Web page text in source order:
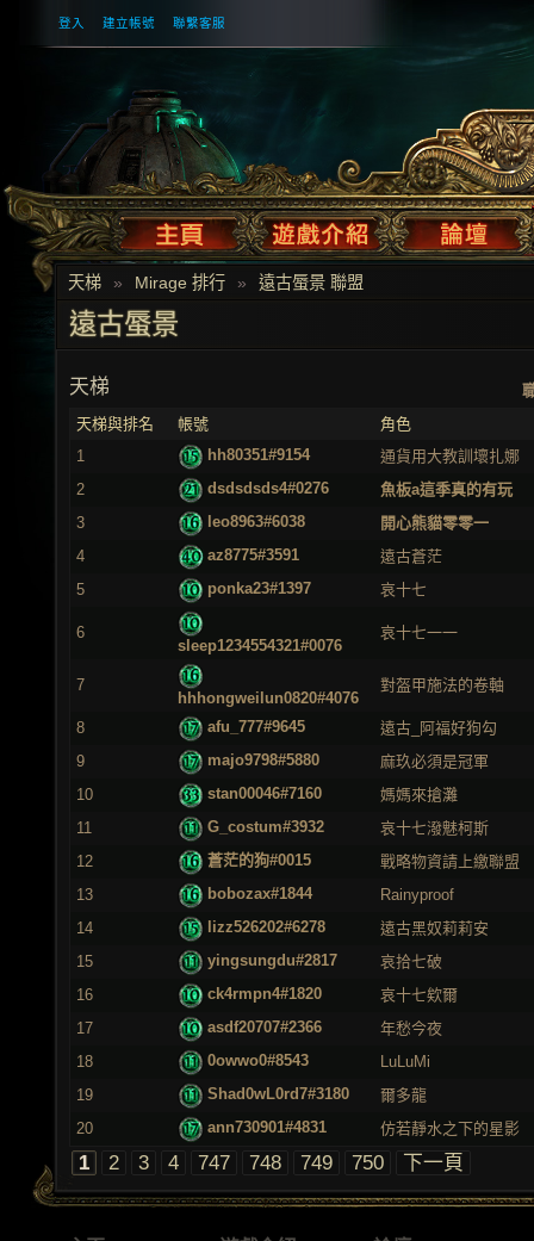
登入 建立帳號 聯繫客服
天梯 » Mirage 排行 » 遠古蜃景 聯盟
遠古蜃景
天梯
天梯與排名
帳號
角色
1
hh80351#9154
通貨用大教訓壞扎娜
2
dsdsdsds4#0276
魚板a這季真的有玩
3
leo8963#6038
開心熊貓零零一
4
az8775#3591
遠古蒼茫
5
ponka23#1397 哀十七
6
sleep1234554321#0076
哀十七一一
7
hhhongweilun0820#4076
對盔甲施法的卷軸
8 afu_777#9645
遠古_阿福好狗勾
9
majo9798#5880
麻玖必須是冠軍
10
stan00046#7160
媽媽來搶灘
11
G_costum#3932
哀十七潑魅柯斯
12
蒼茫的狗#0015
戰略物資請上繳聯盟
13
bobozax#1844
Rainyproof
14
lizz526202#6278
遠古黑奴莉莉安
15
yingsungdu#2817
哀拾七破
16
ck4rmpn4#1820
哀十七欸爾
17
asdf20707#2366
年愁今夜
18
0owwo0#8543
LuLuMi
19
Shad0wL0rd7#3180
爾多龍
20
ann730901#4831 仿若靜水之下的星影
1 2 3 4 747 748 749 750 下一頁